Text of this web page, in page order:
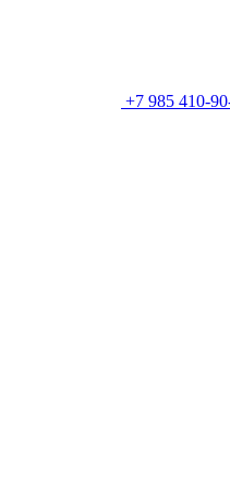
+7 985 410-